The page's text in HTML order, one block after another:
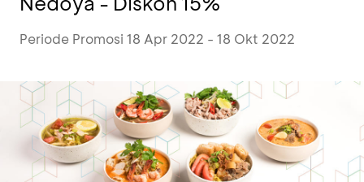
Periode Promosi 18 Apr 2022 - 18 Okt 2022